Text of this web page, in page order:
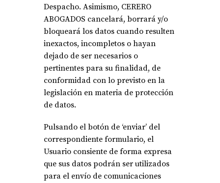
Despacho. Asimismo, CERERO
ABOGADOS cancelará, borrará y/o
bloqueará los datos cuando resulten
inexactos, incompletos o hayan
dejado de ser necesarios o
pertinentes para su finalidad, de
conformidad con lo previsto en la
legislación en materia de protección
de datos.
Pulsando el botón de ‘enviar’ del
correspondiente formulario, el
Usuario consiente de forma expresa
que sus datos podrán ser utilizados
para el envío de comunicaciones